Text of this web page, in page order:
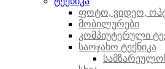
ფოტო, ვიდეო,
მობილურები
კომპიუტერული
საოჯახო ტექნიკა